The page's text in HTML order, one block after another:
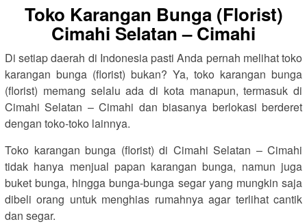
Toko Karangan Bunga (Florist)
Cimahi Selatan – Cimahi
Di setiap daerah di Indonesia pasti Anda pernah melihat toko
karangan bunga (florist) bukan? Ya, toko karangan bunga
(florist) memang selalu ada di kota manapun, termasuk di
Cimahi Selatan – Cimahi dan biasanya berlokasi berderet
dengan toko-toko lainnya.
Toko karangan bunga (florist) di Cimahi Selatan – Cimahi
tidak hanya menjual papan karangan bunga, namun juga
buket bunga, hingga bunga-bunga segar yang mungkin saja
dibeli orang untuk menghias rumahnya agar terlihat cantik
dan segar.